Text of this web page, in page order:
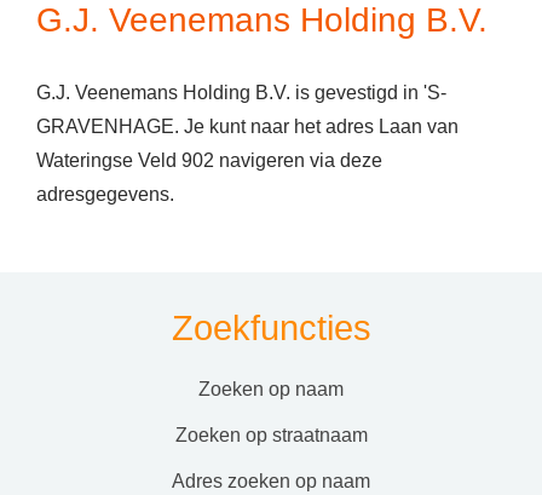
G.J. Veenemans Holding B.V.
G.J. Veenemans Holding B.V. is gevestigd in 'S-
GRAVENHAGE. Je kunt naar het adres Laan van
Wateringse Veld 902 navigeren via deze
adresgegevens.
Zoekfuncties
zoeken op naam
zoeken op straatnaam
adres zoeken op naam